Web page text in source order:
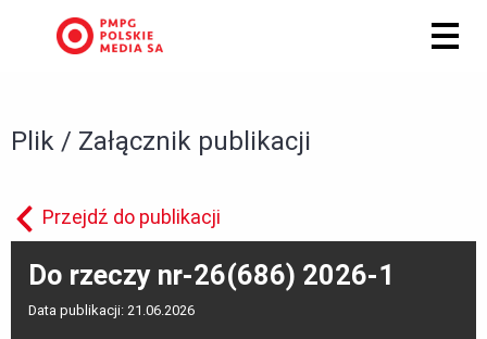
Plik / Załącznik publikacji
Przejdź do publikacji
Do rzeczy nr-26(686) 2026-1
Data publikacji: 21.06.2026